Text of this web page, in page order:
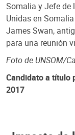
Somalia y Jefe de
Unidas en
James Swan,
para una reunión
Foto de UNSOM/
Candidato a título
2017